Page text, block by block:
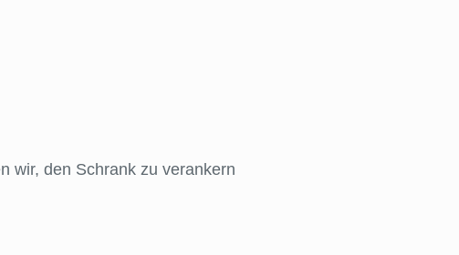
wir, den Schrank zu verankern